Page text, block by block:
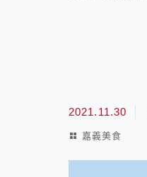
2021.11.30
嘉義美食